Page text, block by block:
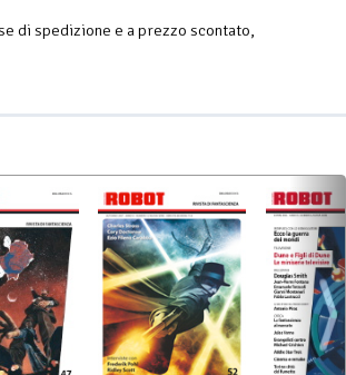
di spedizione e a prezzo scontato,